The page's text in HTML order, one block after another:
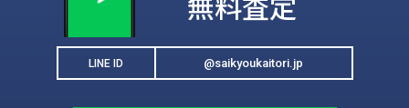
LINE ID @saikyoukaitori.jp